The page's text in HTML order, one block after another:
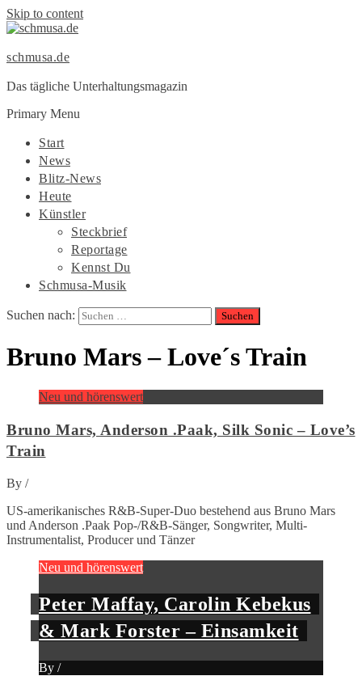
Skip to content
schmusa.de
Das tägliche Unterhaltungsmagazin
Primary Menu
Start
News
Blitz-News
Heute
Künstler
Steckbrief
Reportage
Kennst Du
Schmusa-Musik
Suchen nach:
Bruno Mars – Love´s Train
Neu und hörenswert
Bruno Mars, Anderson .Paak, Silk Sonic – Love’s
Train
By /
US-amerikanisches R&B-Super-Duo bestehend aus Bruno Mars
und Anderson .Paak Pop-/R&B-Sänger, Songwriter, Multi-
Instrumentalist, Producer und Tänzer
Neu und hörenswert
Peter Maffay, Carolin Kebekus
& Mark Forster – Einsamkeit
By /